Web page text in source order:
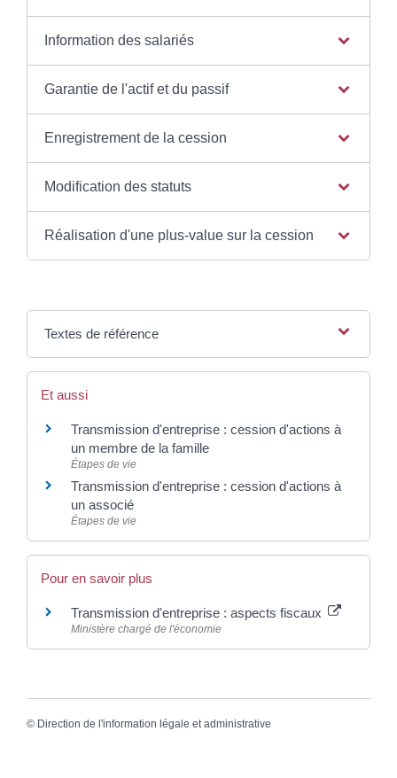
Information des salariés
Garantie de l'actif et du passif
Enregistrement de la cession
Modification des statuts
Réalisation d'une plus-value sur la cession
Textes de référence
Et aussi
Transmission d'entreprise : cession d'actions à
un membre de la famille
Étapes de vie
Transmission d'entreprise : cession d'actions à
un associé
Étapes de vie
Pour en savoir plus
Transmission d'entreprise : aspects fiscaux
Ministère chargé de l'économie
© Direction de l'information légale et administrative